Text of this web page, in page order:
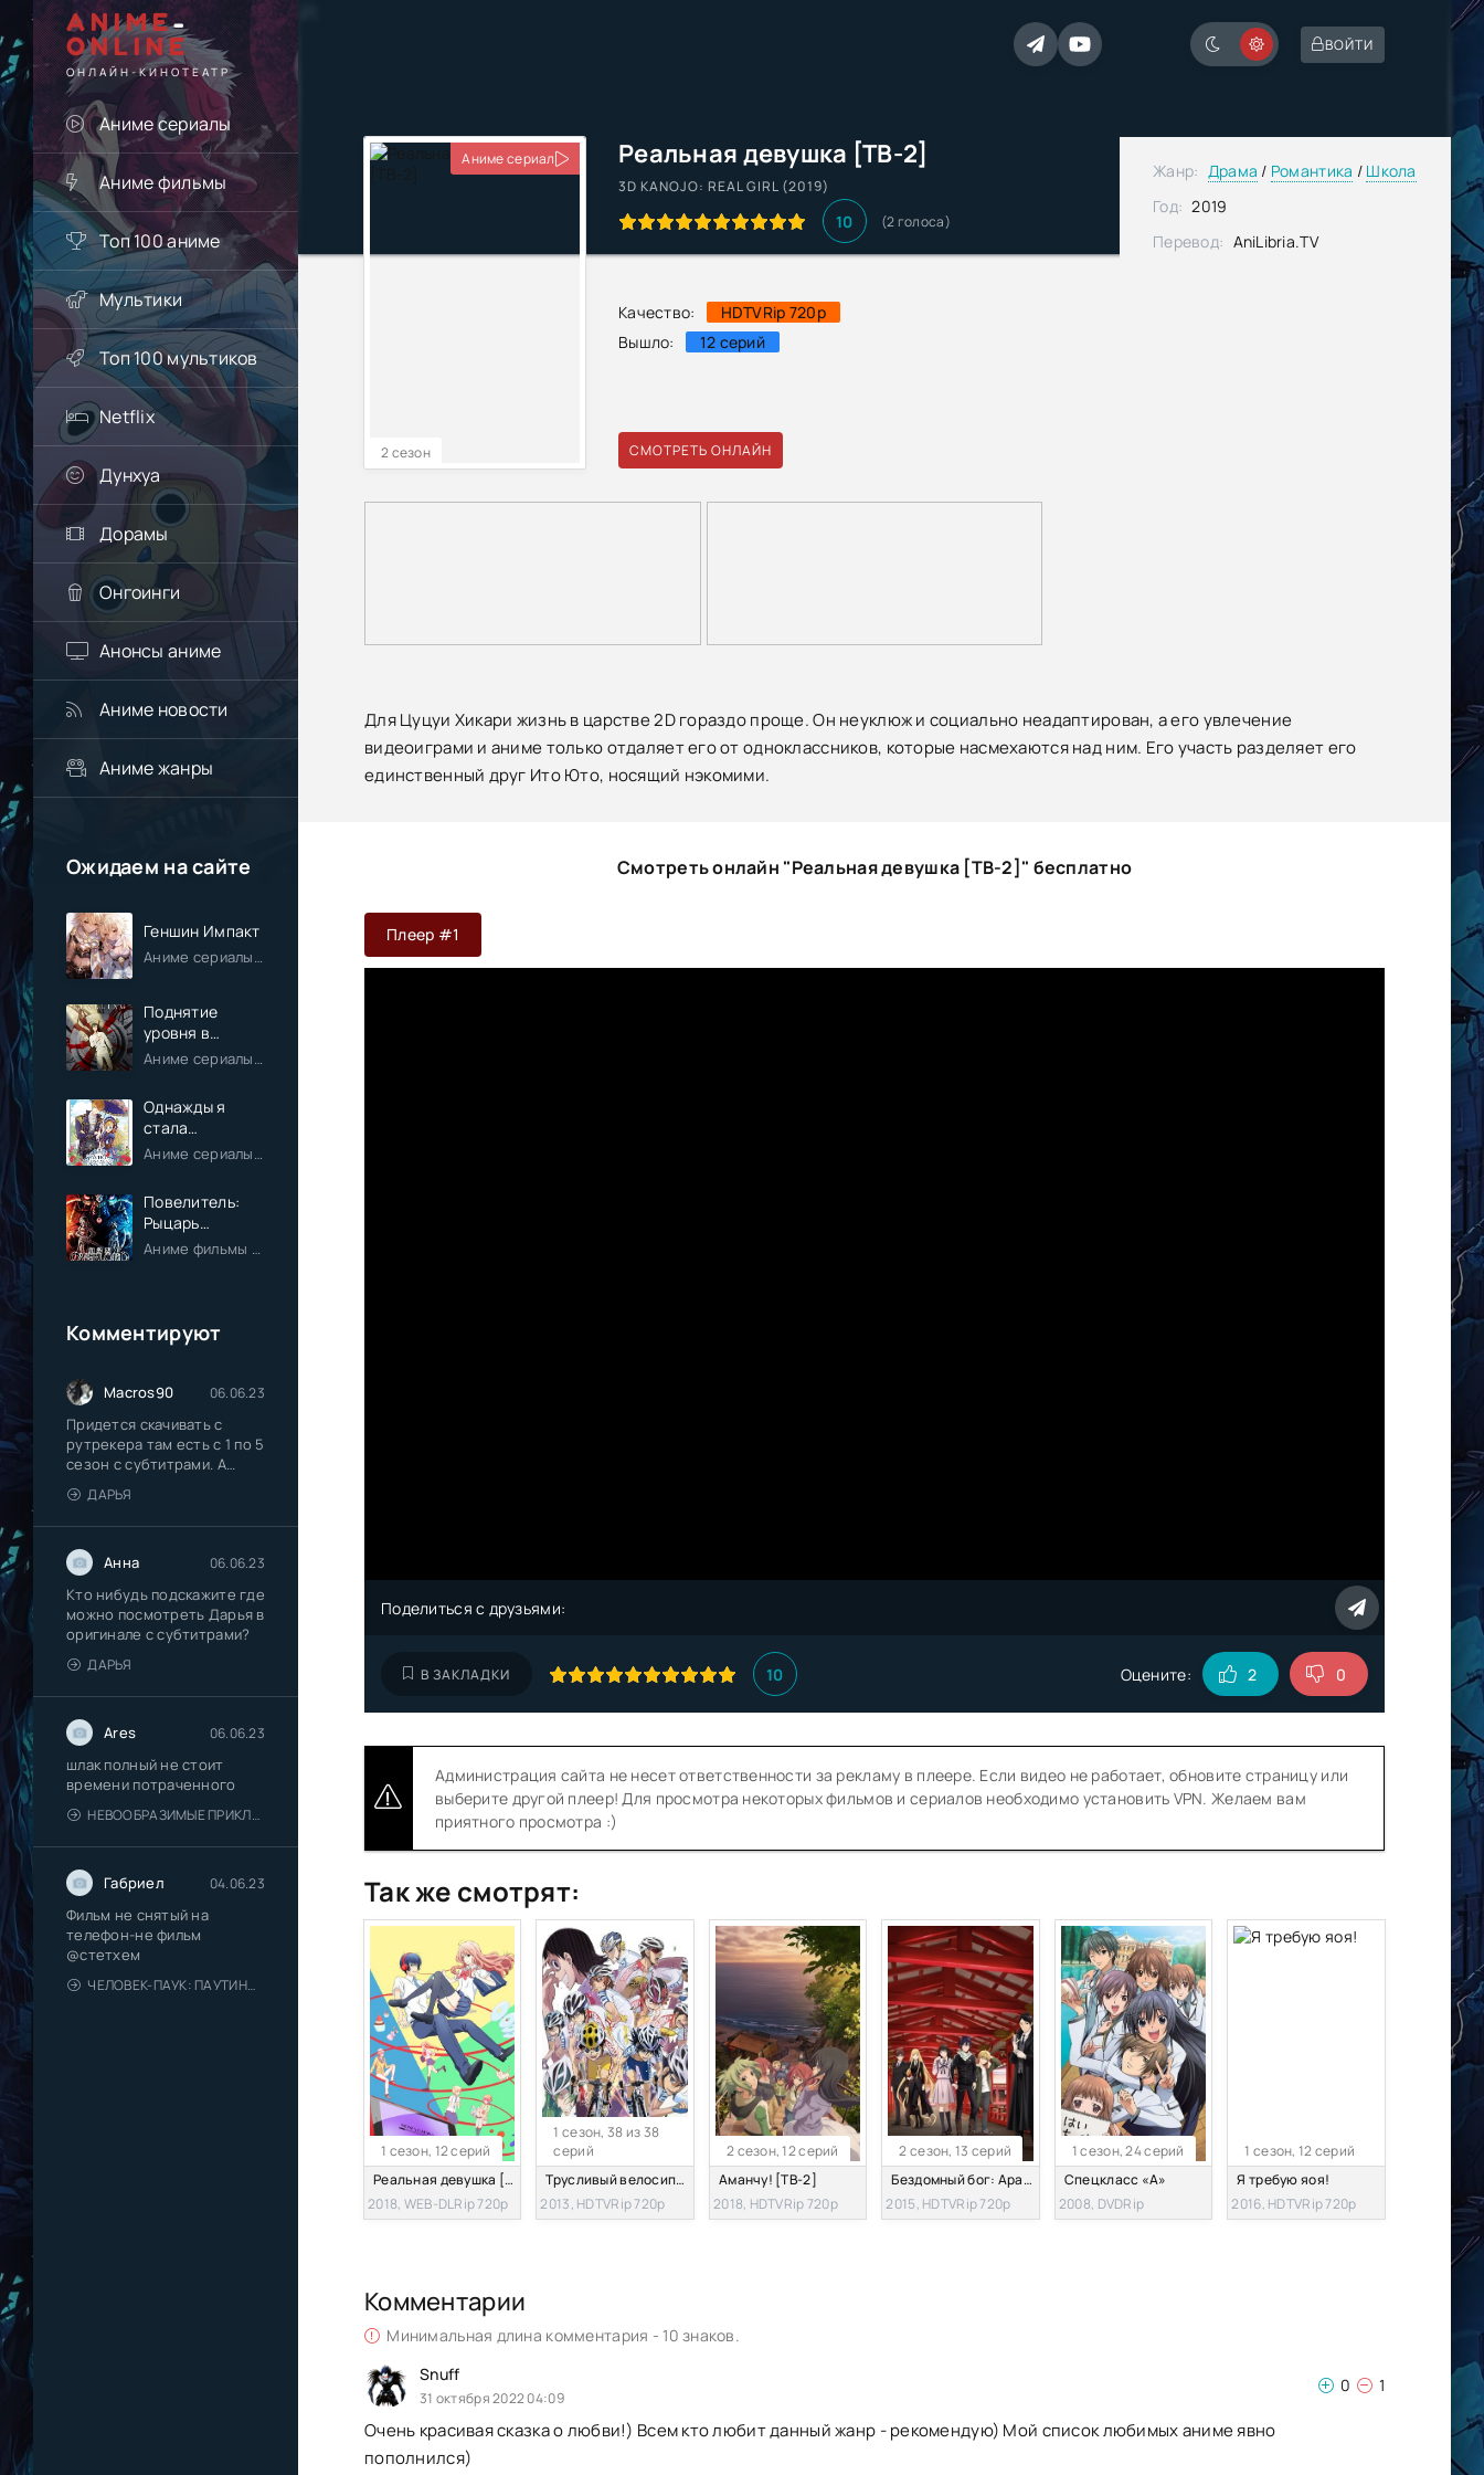
ANIME-
ONLINE
ОНЛАЙН-КИНОТЕАТР
ВОЙТИ
Аниме сериалы
Аниме фильмы
Топ 100 аниме
Мультики
Топ 100 мультиков
Netflix
Дунхуа
Дорамы
Онгоинги
Анонсы аниме
Аниме новости
Аниме жанры
Ожидаем на сайте
Геншин Импакт
Поднятие
уровня в
одиночку
Аниме сериалы / Экшен / Приключения / Фэнтези / Анонсы
Однажды я
стала
принцессой
Аниме сериалы / Комедия / Романтика / Фэнтези / Анонсы
Повелитель:
Рыцарь
Святого
королевства
Аниме фильмы / Приключения / Фэнтези / Анонсы
Комментируют
Macros90 06.06.23
Придется скачивать с
рутрекера там есть с 1 по 5
сезон с субтитрами. А
онлайн
ДАРЬЯ
Анна 06.06.23
Кто нибудь подскажите где
можно посмотреть Дарья в
оригинале с субтитрами?
ДАРЬЯ
Ares 06.06.23
шлак полный не стоит
времени потраченного
НЕВООБРАЗИМЫЕ ПРИКЛЮЧЕНИЯ ПЕРЕРОЖДЁННОГО ДВОРЯНИНА
Габриел 04.06.23
Фильм не снятый на
телефон-не фильм
@стетхем
ЧЕЛОВЕК-ПАУК: ПАУТИНА ВСЕЛЕННЫХ
Реальная девушка [ТВ-2]
3D KANOJO: REAL GIRL (2019)
10 (2голоса)
Качество:
HDTVRip 720p
Вышло:
12 серий
Аниме сериал
2 сезон СМОТРЕТЬ ОНЛАЙН
Жанр: Драма / Романтика / Школа
Год: 2019
Перевод: AniLibria.TV
Для Цуцуи Хикари жизнь в царстве 2D гораздо проще. Он неуклюж и социально неадаптирован, а его увлечение
видеоиграми и аниме только отдаляет его от одноклассников, которые насмехаются над ним. Его участь разделяет его
единственный друг Ито Юто, носящий нэкомими.
Смотреть онлайн "Реальная девушка [ТВ-2]" бесплатно
Плеер #1
Поделиться с друзьями:
В ЗАКЛАДКИ 10 Оцените: 2 0
Администрация сайта не несет ответственности за рекламу в плеере. Если видео не работает, обновите страницу или
выберите другой плеер! Для просмотра некоторых фильмов и сериалов необходимо установить VPN. Желаем вам
приятного просмотра :)
Так же смотрят:
1 сезон, 12 серий
Реальная девушка [ТВ-1]
2018, WEB-DLRip 720p
1 сезон, 38 из 38
серий
Трусливый велосипедист
2013, HDTVRip 720p
2 сезон, 12 серий
Аманчу! [ТВ-2]
2018, HDTVRip 720p
2 сезон, 13 серий
Бездомный бог: Арагото
2015, HDTVRip 720p
1 сезон, 24 серий
Спецкласс «А»
2008, DVDRip
1 сезон, 12 серий
Я требую яоя!
2016, HDTVRip 720p
Комментарии
Минимальная длина комментария - 10 знаков.
Snuff
31 октября 2022 04:09
0 1
Очень красивая сказка о любви!) Всем кто любит данный жанр - рекомендую) Мой список любимых аниме явно
пополнился)